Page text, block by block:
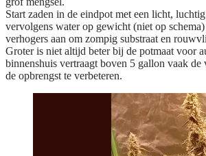
Start zaden in de eindpot met een licht,
vervolgens water op gewicht (niet op
verhogers aan om zompig substraat en
Groter is niet altijd beter bij de potmaat voor
binnenshuis vertraagt boven 5 gallon vaak de
de opbrengst te verbeteren.